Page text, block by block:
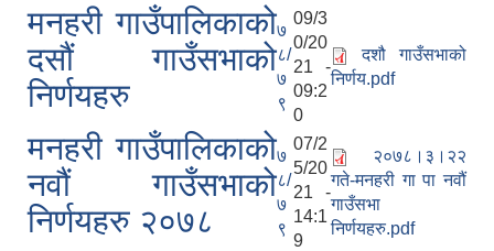
मनहरी गाउँपालिकाको
दसौं गाउँसभाको
निर्णयहरु
७
८/
७
९
09/3
0/20
21 -
09:2
0
दशौ गाउँसभाको
निर्णय.pdf
मनहरी गाउँपालिकाको
नवौं गाउँसभाको
निर्णयहरु २०७८
७
८/
७
९
07/2
5/20
21 -
14:1
9
२०७८।३।२२
गते-मनहरी गा पा नवौं
गाउँसभा
निर्णयहरु.pdf